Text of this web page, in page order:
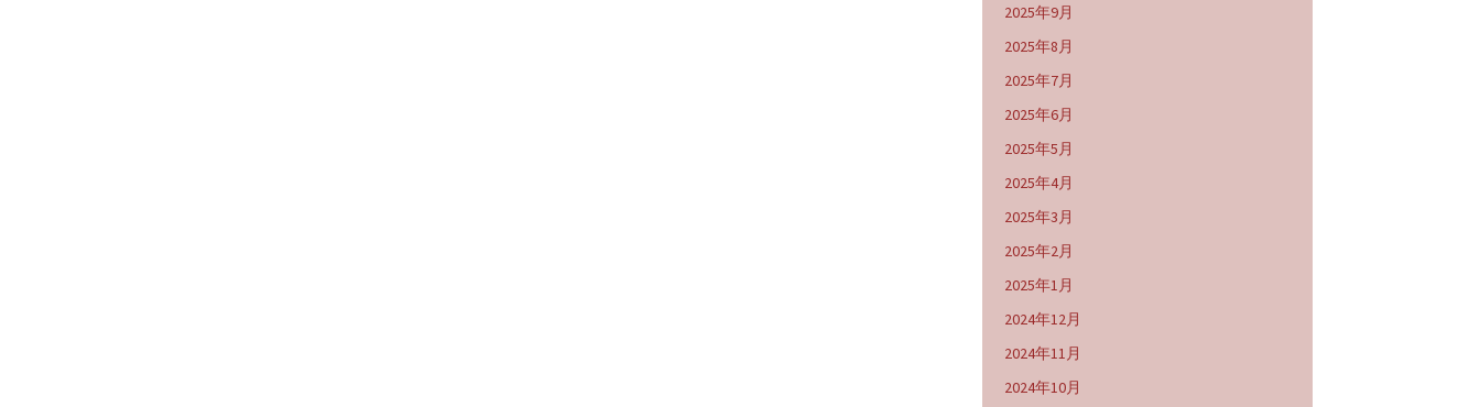
2025年9月
2025年8月
2025年7月
2025年6月
2025年5月
2025年4月
2025年3月
2025年2月
2025年1月
2024年12月
2024年11月
2024年10月